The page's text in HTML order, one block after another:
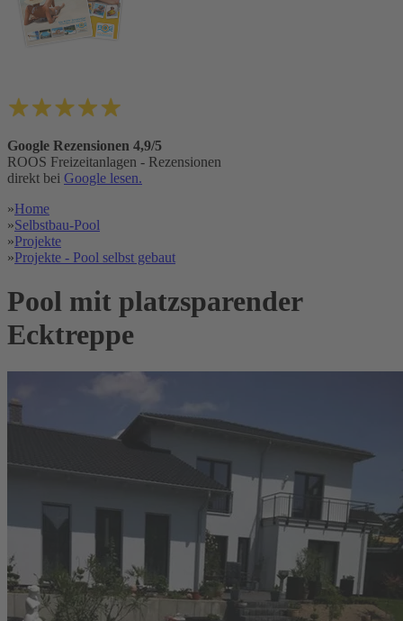
Google Rezensionen 4,9/5
ROOS Freizeitanlagen - Rezensionen
direkt bei Google lesen.
»Home
»Selbstbau-Pool
»Projekte
»Projekte - Pool selbst gebaut
Pool mit platzsparender
Ecktreppe